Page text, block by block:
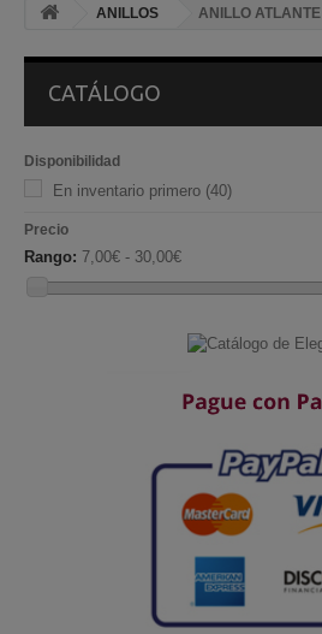
ANILLOS ANILLO ATLANTE
CATÁLOGO
Disponibilidad
En inventario primero (40)
Precio
Rango: 7,00€ - 30,00€